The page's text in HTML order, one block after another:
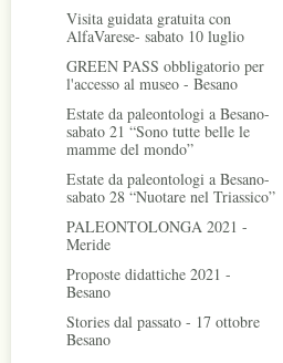
Visita guidata gratuita con
AlfaVarese- sabato 10 luglio
GREEN PASS obbligatorio per
l'accesso al museo - Besano
Estate da paleontologi a Besano-
sabato 21 “Sono tutte belle le
mamme del mondo”
Estate da paleontologi a Besano-
sabato 28 “Nuotare nel Triassico”
PALEONTOLONGA 2021 -
Meride
Proposte didattiche 2021 -
Besano
Stories dal passato - 17 ottobre
Besano